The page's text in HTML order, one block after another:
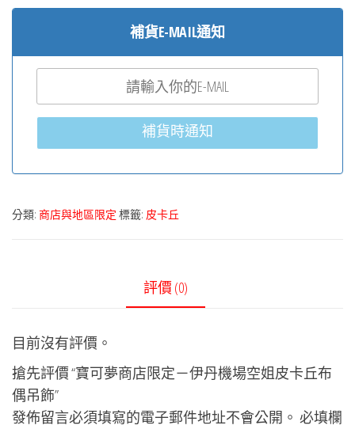
補貨E-MAIL通知
補貨時通知
分類: 商店與地區限定 標籤: 皮卡丘
評價 (0)
目前沒有評價。
搶先評價 “寶可夢商店限定－伊丹機場空姐皮卡丘布
偶吊飾”
發佈留言必須填寫的電子郵件地址不會公開。 必填欄